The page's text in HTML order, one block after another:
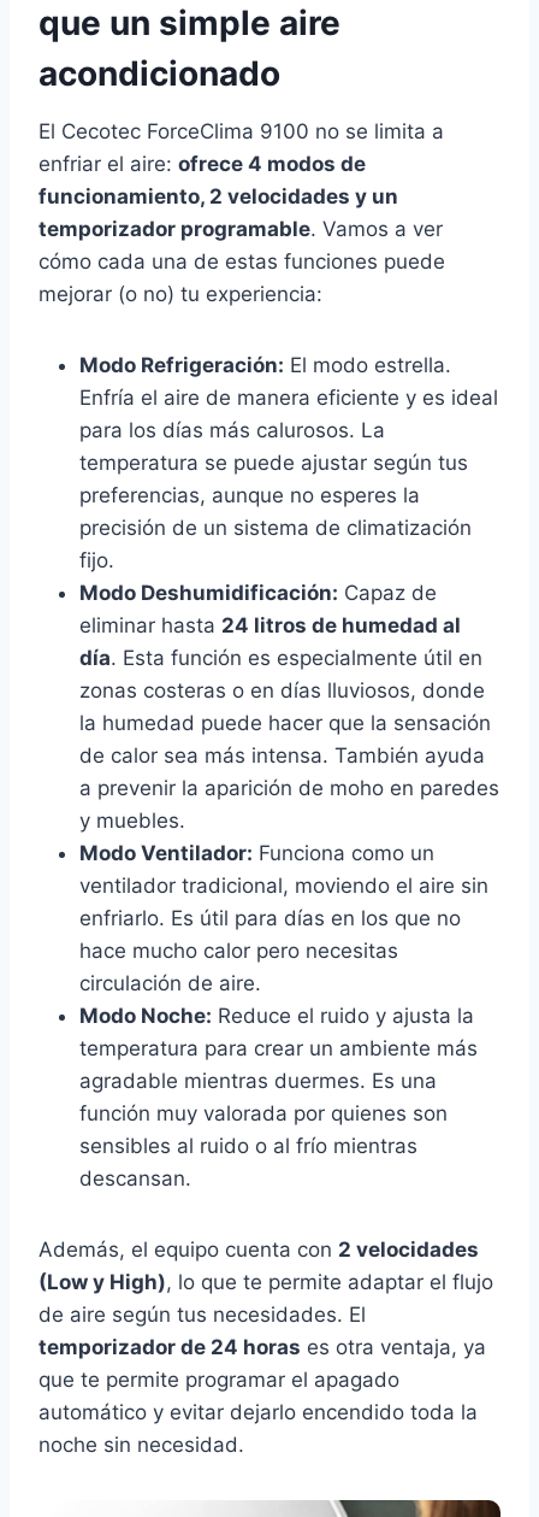
que un simple aire
acondicionado
El Cecotec ForceClima 9100 no se limita a
enfriar el aire: ofrece 4 modos de
funcionamiento, 2 velocidades y un
temporizador programable. Vamos a ver
cómo cada una de estas funciones puede
mejorar (o no) tu experiencia:
Modo Refrigeración: El modo estrella.
Enfría el aire de manera eficiente y es ideal
para los días más calurosos. La
temperatura se puede ajustar según tus
preferencias, aunque no esperes la
precisión de un sistema de climatización
fijo.
Modo Deshumidificación: Capaz de
eliminar hasta 24 litros de humedad al
día. Esta función es especialmente útil en
zonas costeras o en días lluviosos, donde
la humedad puede hacer que la sensación
de calor sea más intensa. También ayuda
a prevenir la aparición de moho en paredes
y muebles.
Modo Ventilador: Funciona como un
ventilador tradicional, moviendo el aire sin
enfriarlo. Es útil para días en los que no
hace mucho calor pero necesitas
circulación de aire.
Modo Noche: Reduce el ruido y ajusta la
temperatura para crear un ambiente más
agradable mientras duermes. Es una
función muy valorada por quienes son
sensibles al ruido o al frío mientras
descansan.
Además, el equipo cuenta con 2 velocidades
(Low y High), lo que te permite adaptar el flujo
de aire según tus necesidades. El
temporizador de 24 horas es otra ventaja, ya
que te permite programar el apagado
automático y evitar dejarlo encendido toda la
noche sin necesidad.